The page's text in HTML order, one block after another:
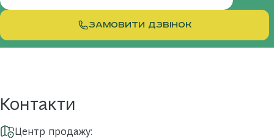
ЗАМОВИТИ ДЗВІНОК
Контакти
Центр продажу: